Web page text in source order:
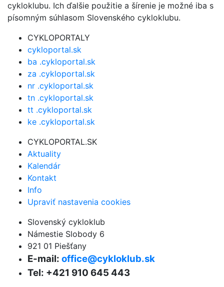
cykloklubu. Ich ďalšie použitie a šírenie je možné iba s
písomným súhlasom Slovenského cykloklubu.
CYKLOPORTALY
cykloportal.sk
ba .cykloportal.sk
za .cykloportal.sk
nr .cykloportal.sk
tn .cykloportal.sk
tt .cykloportal.sk
ke .cykloportal.sk
CYKLOPORTAL.SK
Aktuality
Kalendár
Kontakt
Info
Upraviť nastavenia cookies
Slovenský cykloklub
Námestie Slobody 6
921 01 Piešťany
E-mail: office@cykloklub.sk
Tel: +421 910 645 443